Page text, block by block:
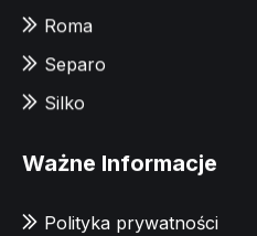
Roma
Separo
Silko
Ważne Informacje
Polityka prywatności